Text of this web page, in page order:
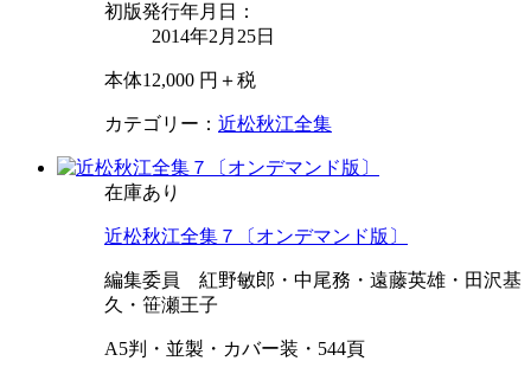
初版発行年月日：
2014年2月25日
本体12,000 円＋税
カテゴリー： 近松秋江全集
在庫あり
近松秋江全集７〔オンデマンド版〕
編集委員 紅野敏郎・中尾務・遠藤英雄・田沢基
久・笹瀬王子
A5判・並製・カバー装・544頁